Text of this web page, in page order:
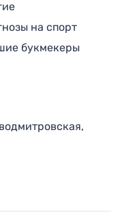
на спорт
букмекеры